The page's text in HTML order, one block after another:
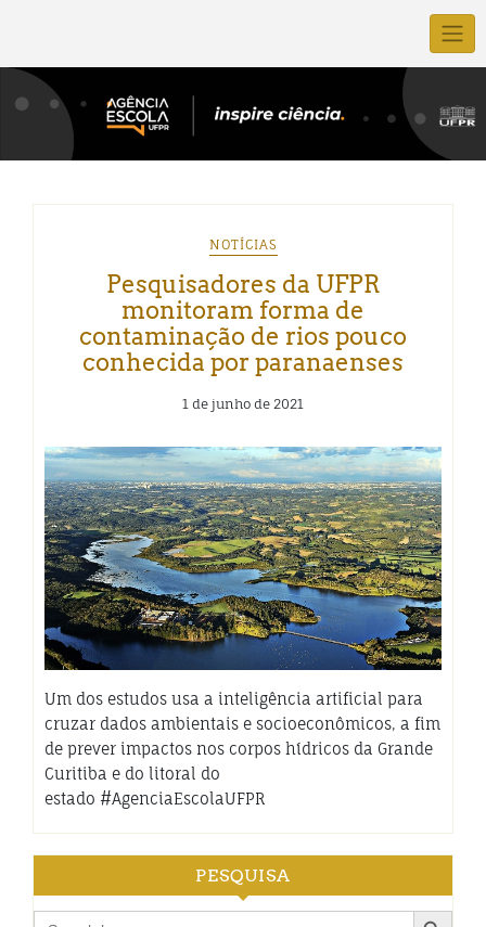
NOTÍCIAS
Pesquisadores da UFPR
monitoram forma de
contaminação de rios pouco
conhecida por paranaenses
1 de junho de 2021
Um dos estudos usa a inteligência artificial para
cruzar dados ambientais e socioeconômicos, a fim
de prever impactos nos corpos hídricos da Grande
Curitiba e do litoral do
estado #AgenciaEscolaUFPR
PESQUISA
Search Search Button